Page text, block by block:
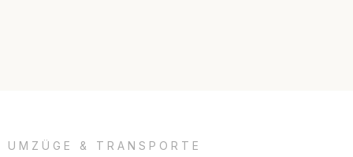
UMZÜGE & TRANSPORTE